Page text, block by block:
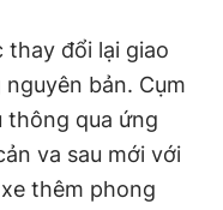
thay đổi lại giao
bản. Cụm
thông qua ứng
va sau mới với
thêm phong